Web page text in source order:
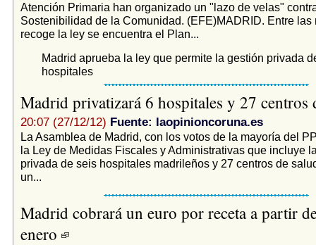
Atención Primaria han organizado un "lazo de velas"
Sostenibilidad de la Comunidad. (EFE)MADRID. Entre las
recoge la ley se encuentra el Plan...
Madrid aprueba la ley que permite la gestión privada
hospitales
Madrid privatizará 6 hospitales y 27 centros
20:07 (27/12/12) Fuente: laopinioncoruna.es
La Asamblea de Madrid, con los votos de la mayoría del
la Ley de Medidas Fiscales y Administrativas que incluye
privada de seis hospitales madrileños y 27 centros de
un...
Madrid cobrará un euro por receta a partir
enero